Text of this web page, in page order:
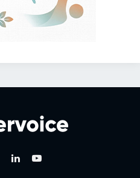
LinkedinYoutube